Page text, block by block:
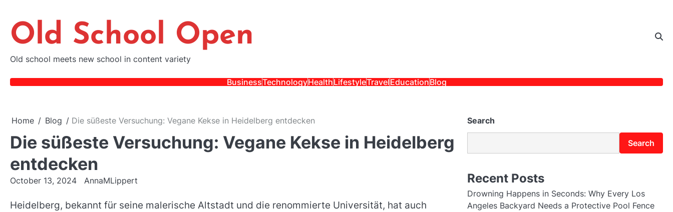
content
Old School Open
Old school meets new school in content variety
BusinessTechnologyHealthLifestyleTravelEducationBlog
Home Blog Die süßeste Versuchung: Vegane Kekse in Heidelberg entdecken
Die süßeste Versuchung: Vegane Kekse in Heidelberg
entdecken
October 13, 2024 AnnaMLippert
Heidelberg, bekannt für seine malerische Altstadt und die renommierte Universität, hat auch
Search
Search
Recent Posts
Drowning Happens in Seconds: Why Every Los
Angeles Backyard Needs a Protective Pool Fence